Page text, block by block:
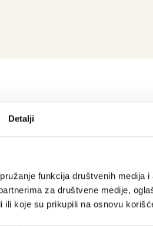
Detalji
funkcija društvenih medija i
za društvene medije,
koje su prikupili na osnovu
O
FrostVault,
leda i suhi
traje danima*. Snažni